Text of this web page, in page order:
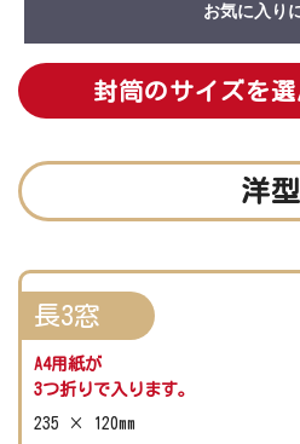
お気に入り
封筒のサイズを
洋型
長3窓
A4用紙が
3つ折りで入ります。
235 × 120mm